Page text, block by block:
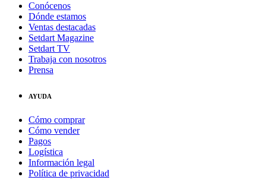
Conócenos
Dónde estamos
Ventas destacadas
Setdart Magazine
Setdart TV
Trabaja con nosotros
Prensa
AYUDA
Cómo comprar
Cómo vender
Pagos
Logística
Información legal
Política de privacidad